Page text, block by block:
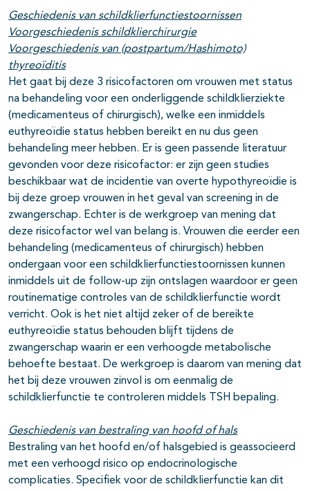
Geschiedenis van schildklierfunctiestoornissen
Voorgeschiedenis schildklierchirurgie
Voorgeschiedenis van (postpartum/Hashimoto)
thyreoïditis
Het gaat bij deze 3 risicofactoren om vrouwen met status
na behandeling voor een onderliggende schildklierziekte
(medicamenteus of chirurgisch), welke een inmiddels
euthyreoïdie status hebben bereikt en nu dus geen
behandeling meer hebben. Er is geen passende literatuur
gevonden voor deze risicofactor: er zijn geen studies
beschikbaar wat de incidentie van overte hypothyreoïdie is
bij deze groep vrouwen in het geval van screening in de
zwangerschap. Echter is de werkgroep van mening dat
deze risicofactor wel van belang is. Vrouwen die eerder een
behandeling (medicamenteus of chirurgisch) hebben
ondergaan voor een schildklierfunctiestoornissen kunnen
inmiddels uit de follow-up zijn ontslagen waardoor er geen
routinematige controles van de schildklierfunctie wordt
verricht. Ook is het niet altijd zeker of de bereikte
euthyreoïdie status behouden blijft tijdens de
zwangerschap waarin er een verhoogde metabolische
behoefte bestaat. De werkgroep is daarom van mening dat
het bij deze vrouwen zinvol is om eenmalig de
schildklierfunctie te controleren middels TSH bepaling.
Geschiedenis van bestraling van hoofd of hals
Bestraling van het hoofd en/of halsgebied is geassocieerd
met een verhoogd risico op endocrinologische
complicaties. Specifiek voor de schildklierfunctie kan dit